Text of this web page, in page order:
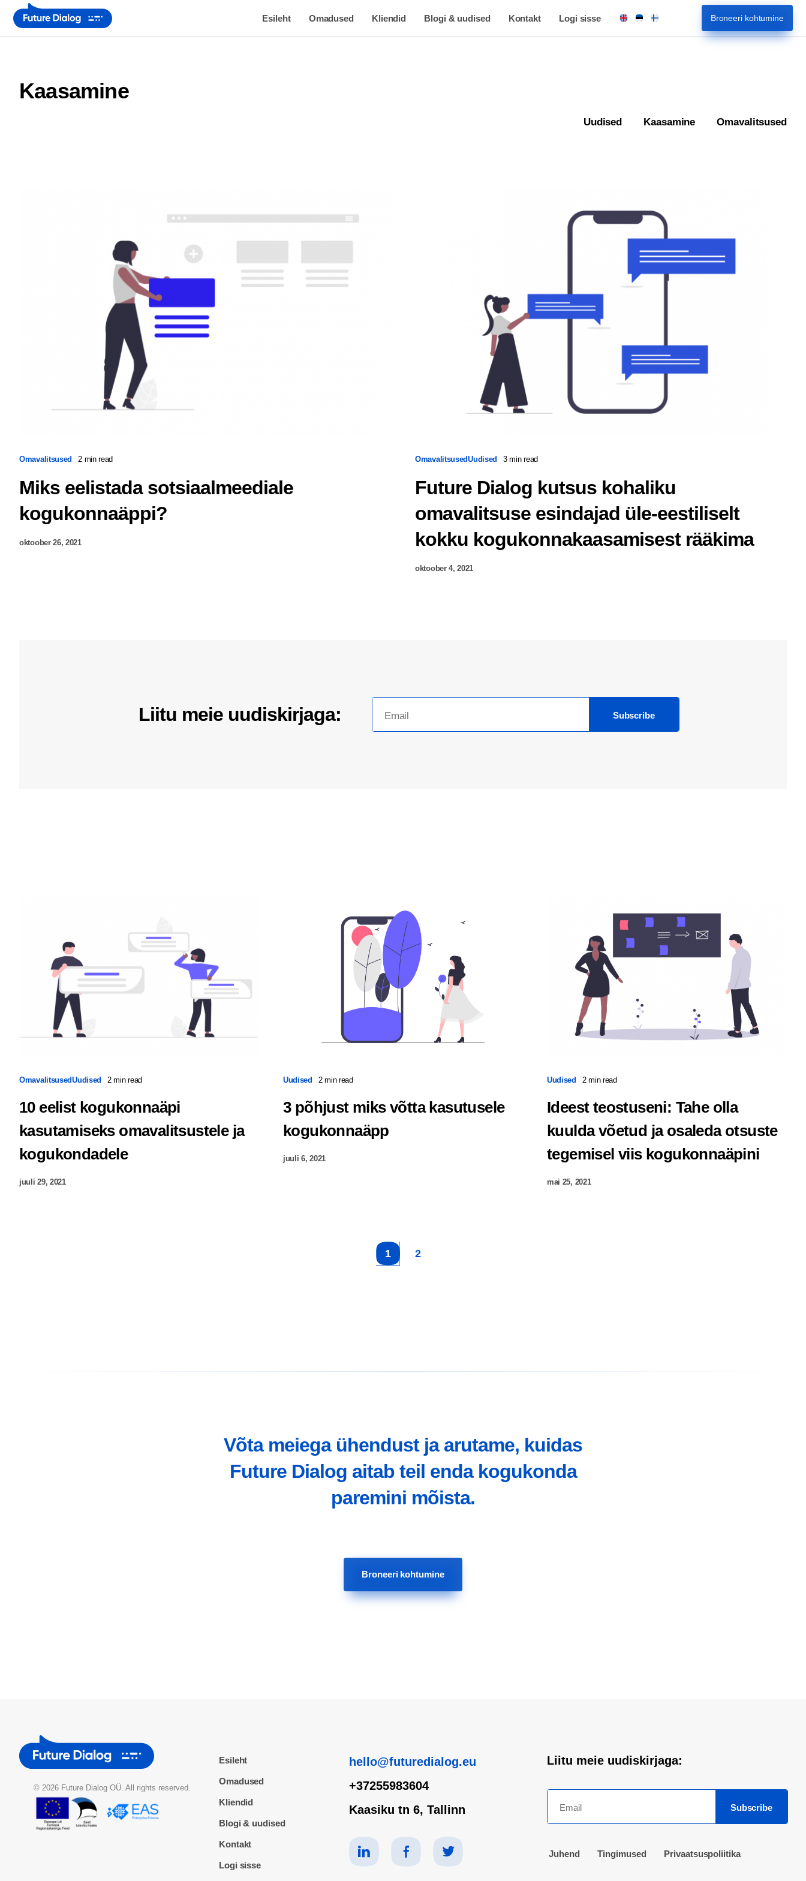
Esileht Omadused Kliendid Blogi & uudised Kontakt Logi sisse Broneeri kohtumine
Kaasamine
Uudised Kaasamine Omavalitsused
Omavalitsused 2 min read
Miks eelistada sotsiaalmeediale
kogukonnaäppi?
oktoober 26, 2021
OmavalitsusedUudised 3 min read
Future Dialog kutsus kohaliku
omavalitsuse esindajad üle-eestiliselt
kokku kogukonnakaasamisest rääkima
oktoober 4, 2021
Liitu meie uudiskirjaga: Subscribe
OmavalitsusedUudised 2 min read
10 eelist kogukonnaäpi
kasutamiseks omavalitsustele ja
kogukondadele
juuli 29, 2021
Uudised 2 min read
3 põhjust miks võtta kasutusele
kogukonnaäpp
juuli 6, 2021
Uudised 2 min read
Ideest teostuseni: Tahe olla
kuulda võetud ja osaleda otsuste
tegemisel viis kogukonnaäpini
mai 25, 2021
1 2
Võta meiega ühendust ja arutame, kuidas
Future Dialog aitab teil enda kogukonda
paremini mõista.
Broneeri kohtumine
© 2026 Future Dialog OÜ. All rights reserved.
Esileht
Omadused
Kliendid
Blogi & uudised
Kontakt
Logi sisse
hello@futuredialog.eu
+37255983604
Kaasiku tn 6, Tallinn
Liitu meie uudiskirjaga:
Subscribe
Juhend Tingimused Privaatsuspoliitika